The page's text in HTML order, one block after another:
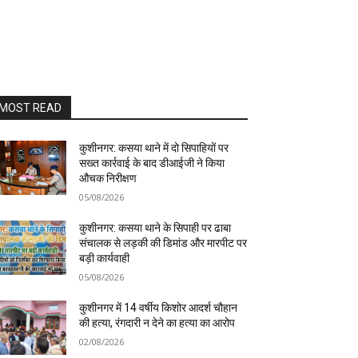
READ
कुशीनगर: कसया थाने में दो सिपाहियों पर
सख्त कार्रवाई के बाद डीआईजी ने किया
औचक निरीक्षण
05/08/2026
कुशीनगर: कसया थाने के सिपाही पर ढाबा
संचालक से लड़की की डिमांड और मारपीट पर
बड़ी कार्यवाही
05/08/2026
कुशीनगर में 14 वर्षीय किशोर आदर्श चौहान
की हत्या, रंगदारी न देने का हत्या का आरोप
02/08/2026